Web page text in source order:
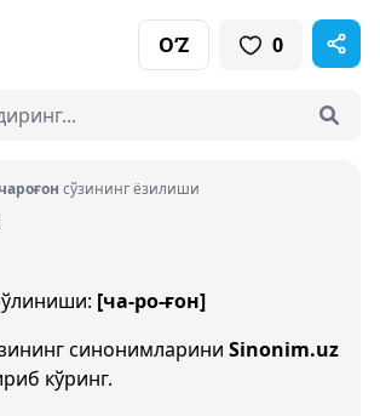
O‘Z 0
сўзининг ёзилиши
[ча-ро-ғон]
синонимларини Sinonim.uz
кўринг.